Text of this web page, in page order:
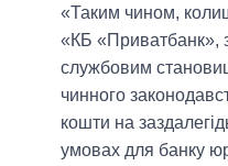
«Таким чином,
«КБ «Приватбанк»,
службовим
чинного
кошти на
умовах для банку